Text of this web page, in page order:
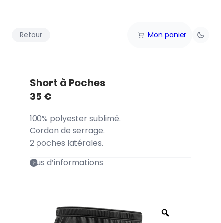
Retour Mon panier
Short à Poches
35 €
100% polyester sublimé.
Cordon de serrage.
2 poches latérales.
Plus d’informations